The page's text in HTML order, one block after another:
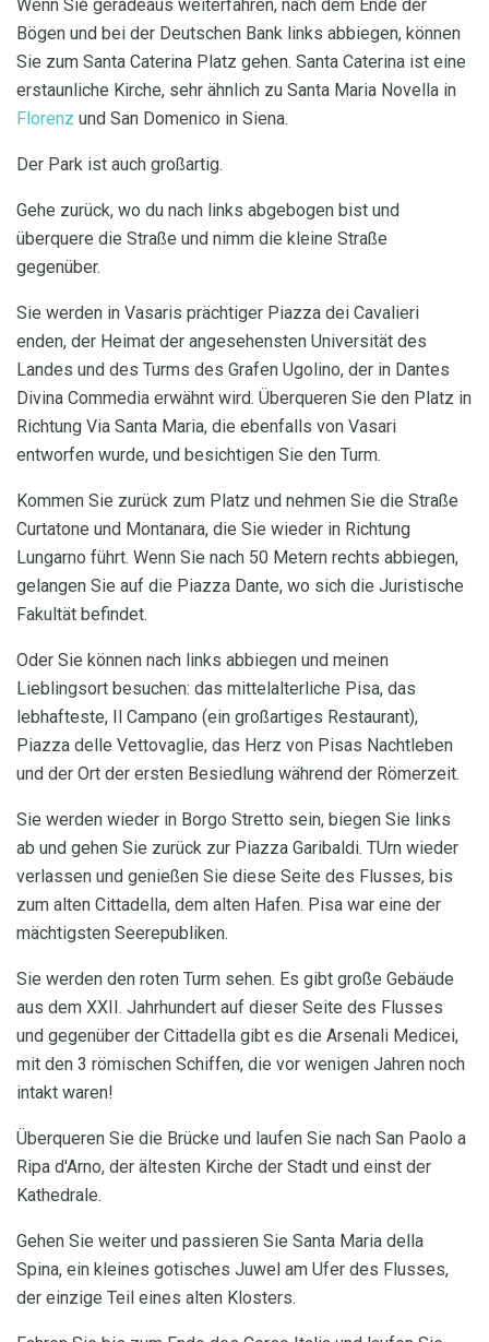
Wenn Sie geradeaus weiterfahren, nach dem Ende der
Bögen und bei der Deutschen Bank links abbiegen, können
Sie zum Santa Caterina Platz gehen. Santa Caterina ist eine
erstaunliche Kirche, sehr ähnlich zu Santa Maria Novella in
Florenz und San Domenico in Siena.
Der Park ist auch großartig.
Gehe zurück, wo du nach links abgebogen bist und
überquere die Straße und nimm die kleine Straße
gegenüber.
Sie werden in Vasaris prächtiger Piazza dei Cavalieri
enden, der Heimat der angesehensten Universität des
Landes und des Turms des Grafen Ugolino, der in Dantes
Divina Commedia erwähnt wird. Überqueren Sie den Platz in
Richtung Via Santa Maria, die ebenfalls von Vasari
entworfen wurde, und besichtigen Sie den Turm.
Kommen Sie zurück zum Platz und nehmen Sie die Straße
Curtatone und Montanara, die Sie wieder in Richtung
Lungarno führt. Wenn Sie nach 50 Metern rechts abbiegen,
gelangen Sie auf die Piazza Dante, wo sich die Juristische
Fakultät befindet.
Oder Sie können nach links abbiegen und meinen
Lieblingsort besuchen: das mittelalterliche Pisa, das
lebhafteste, Il Campano (ein großartiges Restaurant),
Piazza delle Vettovaglie, das Herz von Pisas Nachtleben
und der Ort der ersten Besiedlung während der Römerzeit.
Sie werden wieder in Borgo Stretto sein, biegen Sie links
ab und gehen Sie zurück zur Piazza Garibaldi. TUrn wieder
verlassen und genießen Sie diese Seite des Flusses, bis
zum alten Cittadella, dem alten Hafen. Pisa war eine der
mächtigsten Seerepubliken.
Sie werden den roten Turm sehen. Es gibt große Gebäude
aus dem XXII. Jahrhundert auf dieser Seite des Flusses
und gegenüber der Cittadella gibt es die Arsenali Medicei,
mit den 3 römischen Schiffen, die vor wenigen Jahren noch
intakt waren!
Überqueren Sie die Brücke und laufen Sie nach San Paolo a
Ripa d'Arno, der ältesten Kirche der Stadt und einst der
Kathedrale.
Gehen Sie weiter und passieren Sie Santa Maria della
Spina, ein kleines gotisches Juwel am Ufer des Flusses,
der einzige Teil eines alten Klosters.